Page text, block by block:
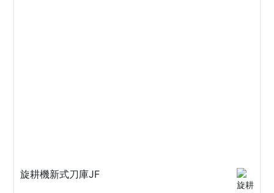
旋耕機新式刀庫JF